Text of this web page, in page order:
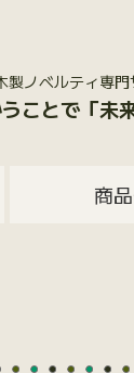
製ノベルティ専
ことで「未
商